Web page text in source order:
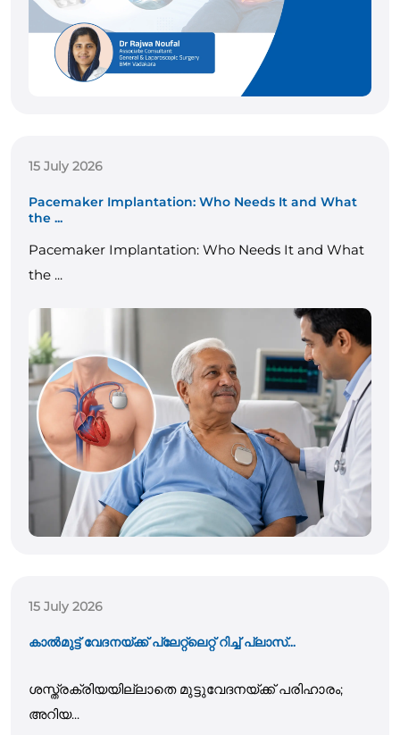
15 July 2026
Pacemaker Implantation: Who Needs It and What
the ...
Pacemaker Implantation: Who Needs It and What
the ...
15 July 2026
കാൽമുട്ട് വേദനയ്ക്ക് പ്ലേറ്റ്‌ലെറ്റ് റിച്ച് പ്ലാസ്...
ശസ്ത്രക്രിയയില്ലാതെ മുട്ടുവേദനയ്ക്ക് പരിഹാരം;
അറിയ...